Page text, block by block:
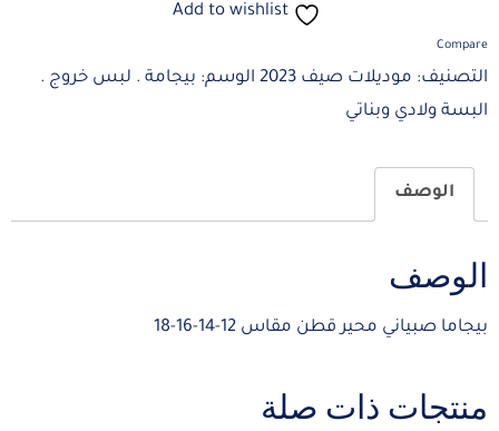
Add to wishlist
Compare
التصنيف: موديلات صيف 2023 الوسم: بيجامة . لبس خروج .
البسة ولادي وبناتي
الوصف
الوصف
بيجاما صبياني محير قطن مقاس 12-14-16-18
منتجات ذات صلة